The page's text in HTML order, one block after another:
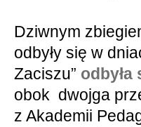
Dziwnym
odbyły się w
Zaciszu”
obok dwojga
z Akademii